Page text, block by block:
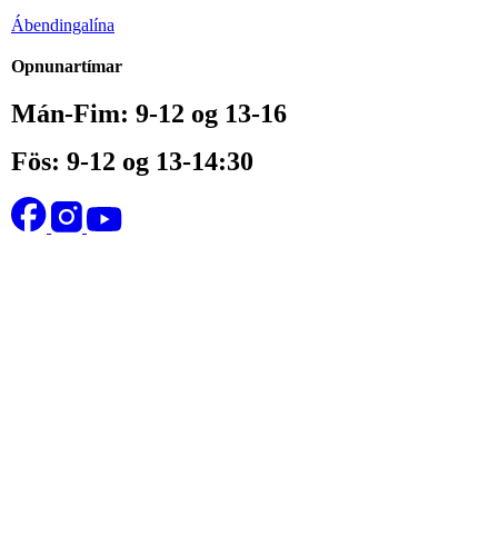
Ábendingalína
Opnunartímar
Mán-Fim: 9-12 og 13-16
Fös: 9-12 og 13-14:30